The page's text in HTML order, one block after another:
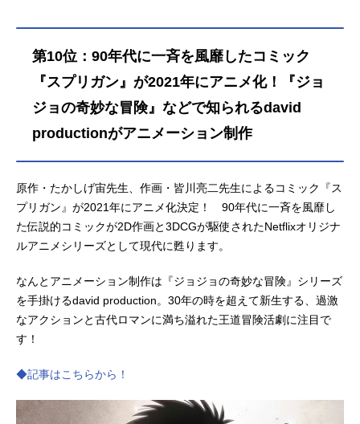
第10位：90年代に一斉を風靡したコミック
『スプリガン』が2021年にアニメ化！『ジョ
ジョの奇妙な冒険』などで知られるdavid
productionがアニメーション制作
原作・たかしげ宙先生、作画・皆川亮二先生によるコミック『ス
プリガン』が2021年にアニメ化決定！ 90年代に一斉を風靡し
た伝説的コミックが2D作画と3DCGが駆使されたNetflixオリジナ
ルアニメシリーズとして現代に甦ります。
なんとアニメーション制作は『ジョジョの奇妙な冒険』シリーズ
を手掛けるdavid production。30年の時を超えて新生する、過激
なアクションと古代ロマンに満ち溢れた王道冒険活劇に注目で
す！
◆記事はこちらから！